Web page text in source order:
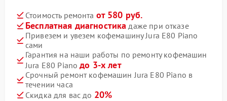
Стоимость ремонта от 580 руб.
Бесплатная диагностика даже при отказе
Привезем и увезем кофемашину Jura E80 Piano
сами
Гарантия на наши работы по ремонту кофемашин
Jura E80 Pianoдо 3-х лет
Срочный ремонт кофемашин Jura E80 Piano в
течении часа
Скидка для вас до 20%